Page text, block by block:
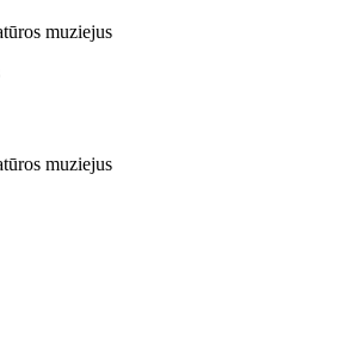
muziejus
muziejus